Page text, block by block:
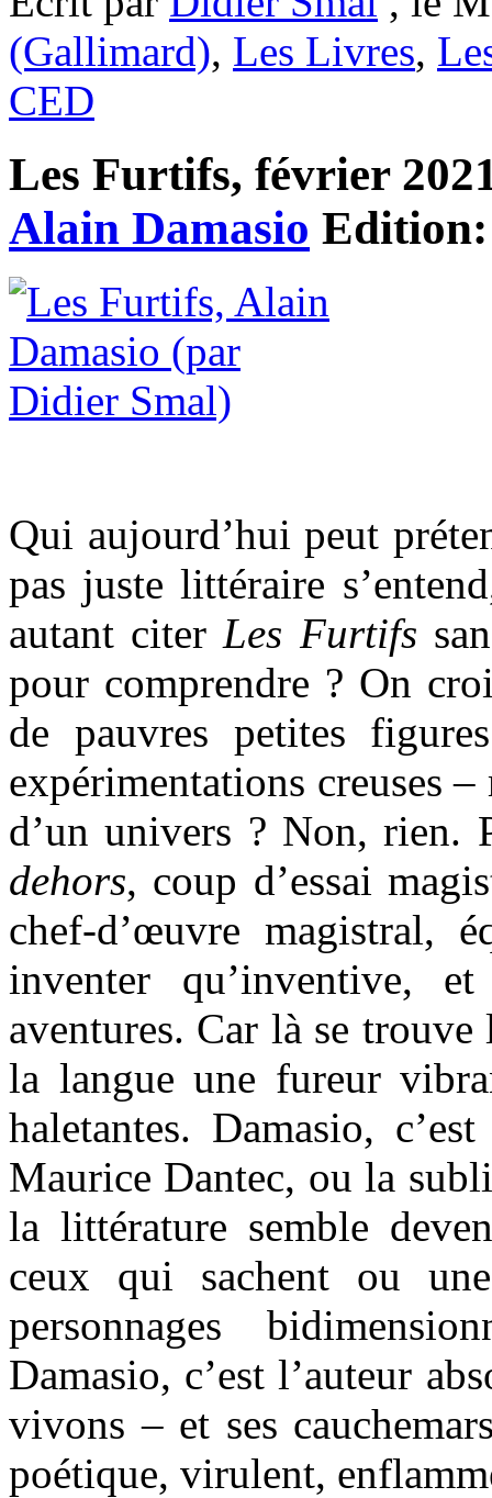
(Gallimard), Les Livres,
CED
Les Furtifs, février
Alain Damasio
Qui aujourd’hui peut
pas juste littéraire
autant citerLes Furtifs
pour comprendre ? On
de pauvres petites
expérimentations creuses
d’un univers ? Non,
dehors, coup d’essai
chef-d’œuvre magistral,
inventer qu’inventive,
aventures. Car là se
la langue une fureur
haletantes. Damasio,
Maurice Dantec, ou la
la littérature semble
ceux qui sachent ou
personnages
Damasio, c’est l’auteur
vivons – et ses
poétique, virulent,